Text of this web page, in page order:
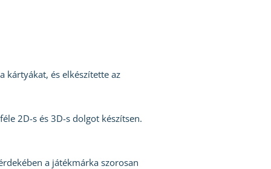
kártyákat, és elkészítette az
2D-s és 3D-s dolgot készítsen.
a játékmárka szorosan